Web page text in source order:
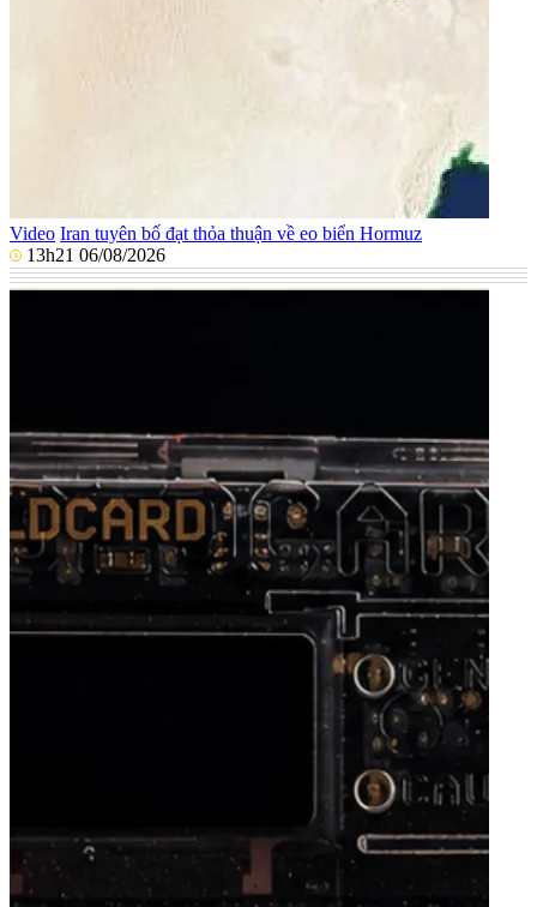
Video Iran tuyên bố đạt thỏa thuận về eo biển Hormuz
13h21 06/08/2026